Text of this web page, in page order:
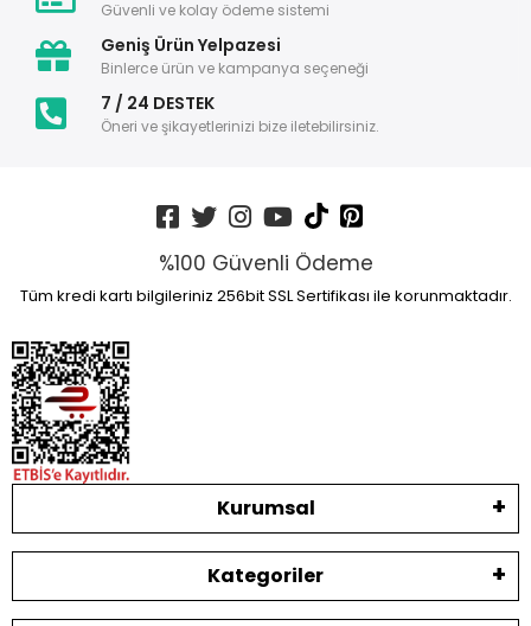
Güvenli ve kolay ödeme sistemi
Geniş Ürün Yelpazesi
Binlerce ürün ve kampanya seçeneği
7 / 24 DESTEK
Öneri ve şikayetlerinizi bize iletebilirsiniz.
%100 Güvenli Ödeme
Tüm kredi kartı bilgileriniz 256bit SSL Sertifikası ile korunmaktadır.
Kurumsal
Kategoriler